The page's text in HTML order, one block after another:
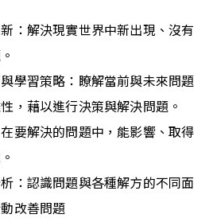
：解決現實世界中新出現、沒有
學習策略：瞭解當前與未來問題
，藉以進行決策與解決問題。
要解決的問題中，能影響、取得
：認識問題與各種解方的不同面
改善問題